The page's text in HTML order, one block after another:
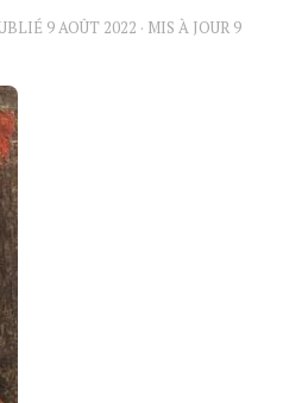
9 AOÛT 2022 · MIS À JOUR 9